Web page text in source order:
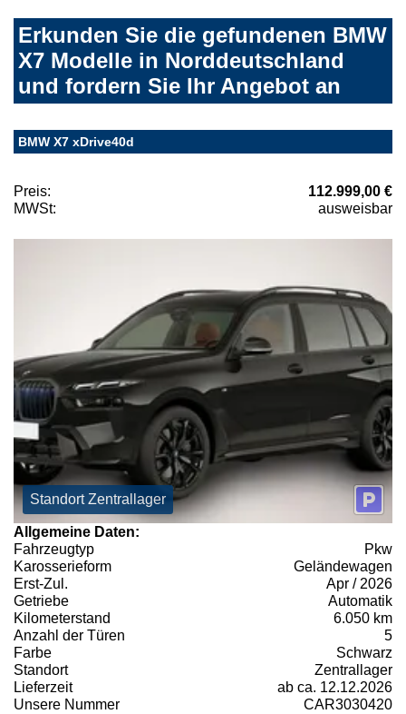
Erkunden Sie die gefundenen BMW
X7 Modelle in Norddeutschland
und fordern Sie Ihr Angebot an
BMW X7 xDrive40d
Preis:
112.999,00 €
MWSt:
ausweisbar
Standort Zentrallager
Allgemeine Daten:
Fahrzeugtyp
Pkw
Karosserieform
Geländewagen
Erst-Zul.
Apr / 2026
Getriebe
Automatik
Kilometerstand
6.050 km
Anzahl der Türen
5
Farbe
Schwarz
Standort
Zentrallager
Lieferzeit
ab ca. 12.12.2026
Unsere Nummer
CAR3030420